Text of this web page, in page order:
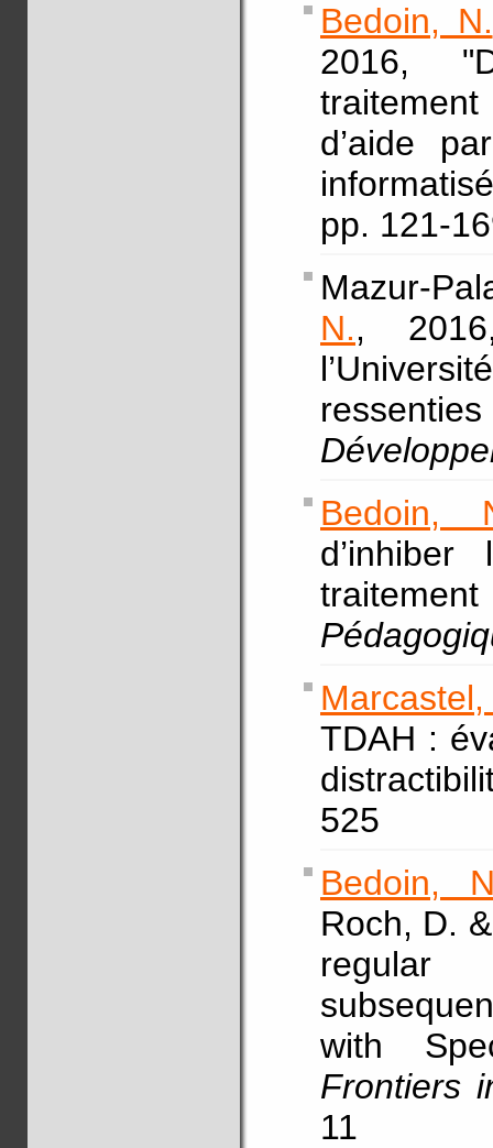
Bedoin, N.
2016,
d’aide
pp. 121-
Mazur-
N.,
Bedoin,
Marcastel,
TDAH :
525
Bedoin,
Roch, D.
regular
with
Frontiers
11